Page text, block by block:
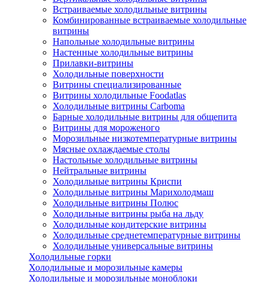
Встраиваемые холодильные витрины
Комбинированные встраиваемые холодильные
витрины
Напольные холодильные витрины
Настенные холодильные витрины
Прилавки-витрины
Холодильные поверхности
Витрины специализированные
Витрины холодильные Foodatlas
Холодильные витрины Carboma
Барные холодильные витрины для общепита
Витрины для мороженого
Морозильные низкотемпературные витрины
Мясные охлаждаемые столы
Настольные холодильные витрины
Нейтральные витрины
Холодильные витрины Криспи
Холодильные витрины Марихолодмаш
Холодильные витрины Полюс
Холодильные витрины рыба на льду
Холодильные кондитерские витрины
Холодильные среднетемпературные витрины
Холодильные универсальные витрины
Холодильные горки
Холодильные и морозильные камеры
Холодильные и морозильные моноблоки